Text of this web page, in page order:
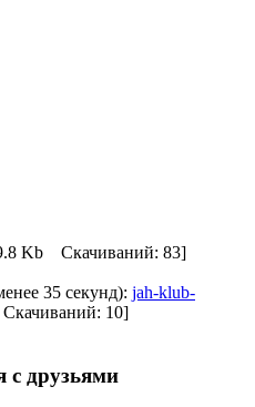
Kb Скачиваний: 83]
35 секунд): jah-klub-
10]
с друзьями